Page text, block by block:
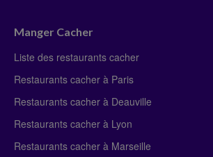
Manger Cacher
Liste des restaurants cacher
Restaurants cacher à Paris
Restaurants cacher à Deauville
Restaurants cacher à Lyon
Restaurants cacher à Marseille